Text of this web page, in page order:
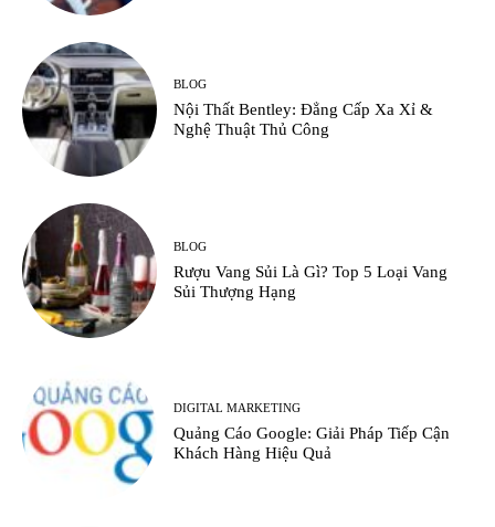
BLOG
Nội Thất Bentley: Đẳng Cấp Xa Xỉ &
Nghệ Thuật Thủ Công
BLOG
Rượu Vang Sủi Là Gì? Top 5 Loại Vang
Sủi Thượng Hạng
DIGITAL MARKETING
Quảng Cáo Google: Giải Pháp Tiếp Cận
Khách Hàng Hiệu Quả